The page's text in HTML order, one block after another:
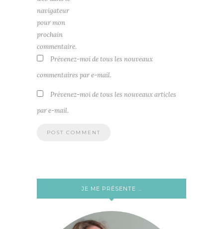
navigateur
pour mon
prochain
commentaire.
Prévenez-moi de tous les nouveaux
commentaires par e-mail.
Prévenez-moi de tous les nouveaux articles
par e-mail.
JE ME PRÉSENTE …